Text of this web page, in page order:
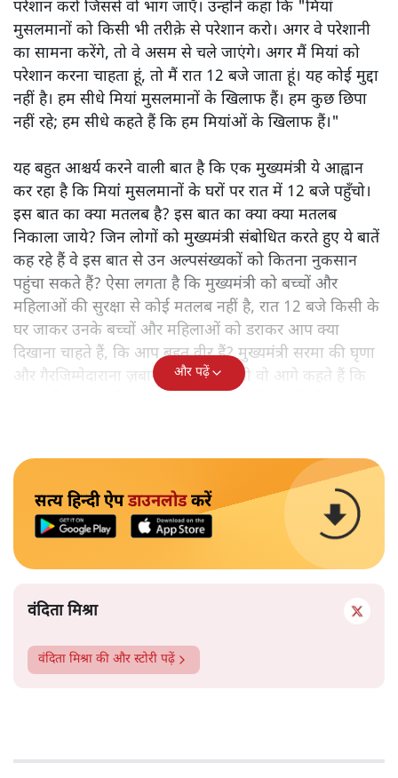
परेशान करो जिससे वो भाग जाएँ। उन्होंने कहा कि "मियां
मुसलमानों को किसी भी तरीक़े से परेशान करो। अगर वे परेशानी
का सामना करेंगे, तो वे असम से चले जाएंगे। अगर मैं मियां को
परेशान करना चाहता हूं, तो मैं रात 12 बजे जाता हूं। यह कोई मुद्दा
नहीं है। हम सीधे मियां मुसलमानों के खिलाफ हैं। हम कुछ छिपा
नहीं रहे; हम सीधे कहते हैं कि हम मियांओं के खिलाफ हैं।"
यह बहुत आश्चर्य करने वाली बात है कि एक मुख्यमंत्री ये आह्वान
कर रहा है कि मियांं मुसलमानों के घरों पर रात में 12 बजे पहुँचो।
इस बात का क्या मतलब है? इस बात का क्या क्या मतलब
निकाला जाये? जिन लोगों को मुख्यमंत्री संबोधित करते हुए ये बातें
कह रहे हैं वे इस बात से उन अल्पसंख्यकों को कितना नुकसान
पहुंचा सकते हैं? ऐसा लगता है कि मुख्यमंत्री को बच्चों और
महिलाओं की सुरक्षा से कोई मतलब नहीं है, रात 12 बजे किसी के
घर जाकर उनके बच्चों और महिलाओं को डराकर आप क्या
दिखाना चाहते हैं, कि आप बहुत वीर हैं? मुख्यमंत्री सरमा की घृणा
और गैरजिम्मेदाराना ज़बान यहीं नहीं रुकती वो आगे कहते हैं कि
और पढ़ें
सत्य हिन्दी ऐपडाउनलोडकरें
वंदिता मिश्रा
वंदिता मिश्रा की और स्टोरी पढ़ें